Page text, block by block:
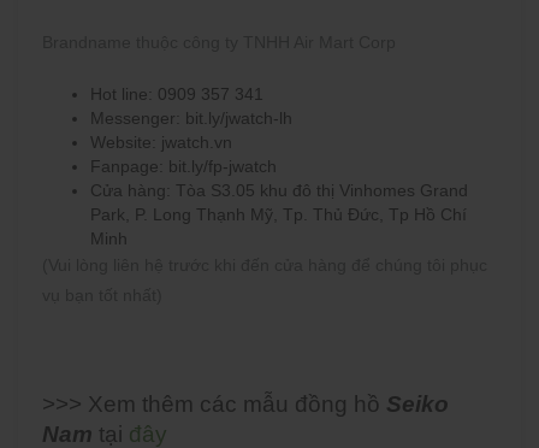
Hot line: 0909 357 341
Messenger: bit.ly/jwatch-lh
Website: jwatch.vn
Fanpage: bit.ly/fp-jwatch
Cửa hàng: Tòa S3.05 khu đô thị Vinhomes Grand
Park, P. Long Thạnh Mỹ, Tp. Thủ Đức, Tp Hồ Chí
Minh
>>> Xem thêm các mẫu đồng hồ Seiko
Nam tại đây